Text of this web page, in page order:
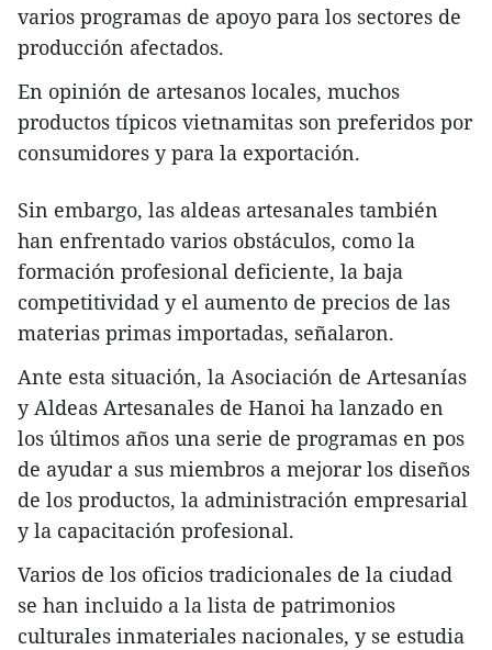
varios programas de apoyo para los sectores de
producción afectados.
En opinión de artesanos locales, muchos
productos típicos vietnamitas son preferidos por
consumidores y para la exportación.
Sin embargo, las aldeas artesanales también
han enfrentado varios obstáculos, como la
formación profesional deficiente, la baja
competitividad y el aumento de precios de las
materias primas importadas, señalaron.
Ante esta situación, la Asociación de Artesanías
y Aldeas Artesanales de Hanoi ha lanzado en
los últimos años una serie de programas en pos
de ayudar a sus miembros a mejorar los diseños
de los productos, la administración empresarial
y la capacitación profesional.
Varios de los oficios tradicionales de la ciudad
se han incluido a la lista de patrimonios
culturales inmateriales nacionales, y se estudia